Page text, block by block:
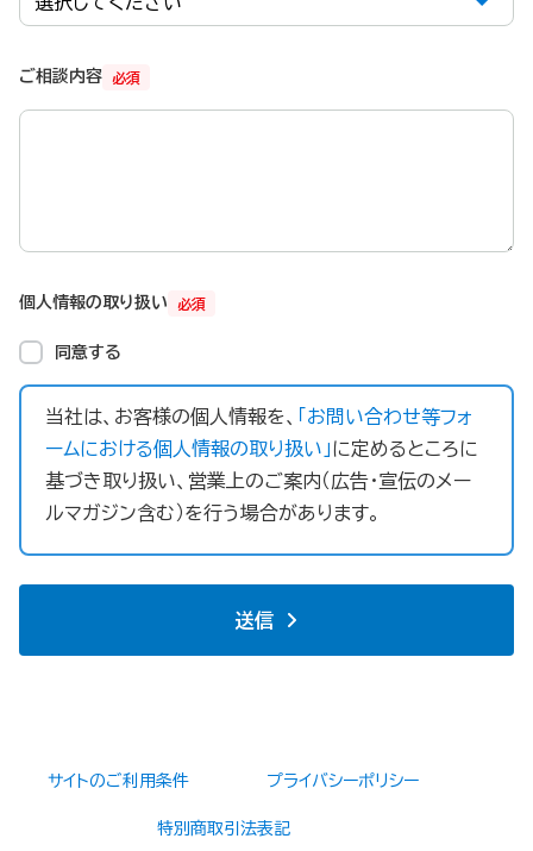
必須
ご相談内容
必須
個人情報の取り扱い
同意する
当社は、お客様の個人情報を、
「お問い合わせ等フォ
ームにおける個人情報の取り扱い」に定めるところに
基づき取り扱い、営業上のご案内（広告・宣伝のメー
ルマガジン含む）を行う場合があります。
送信
サイトのご利用条件 プライバシーポリシー
特別商取引法表記